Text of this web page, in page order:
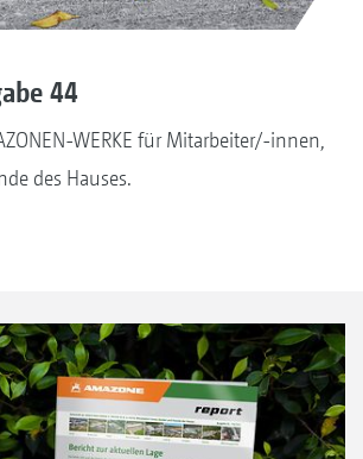
44
WERKE für Mitarbeiter/-innen,
des Hauses.